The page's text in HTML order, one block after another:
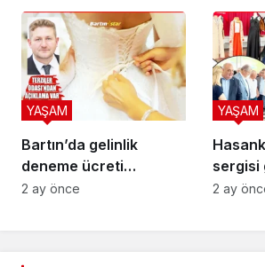
Bartın’da gelinlik
deneme ücreti
Türkiye’ye manşet
YAŞAM
2 ay önce
sergisi
YAŞAM
2 ay